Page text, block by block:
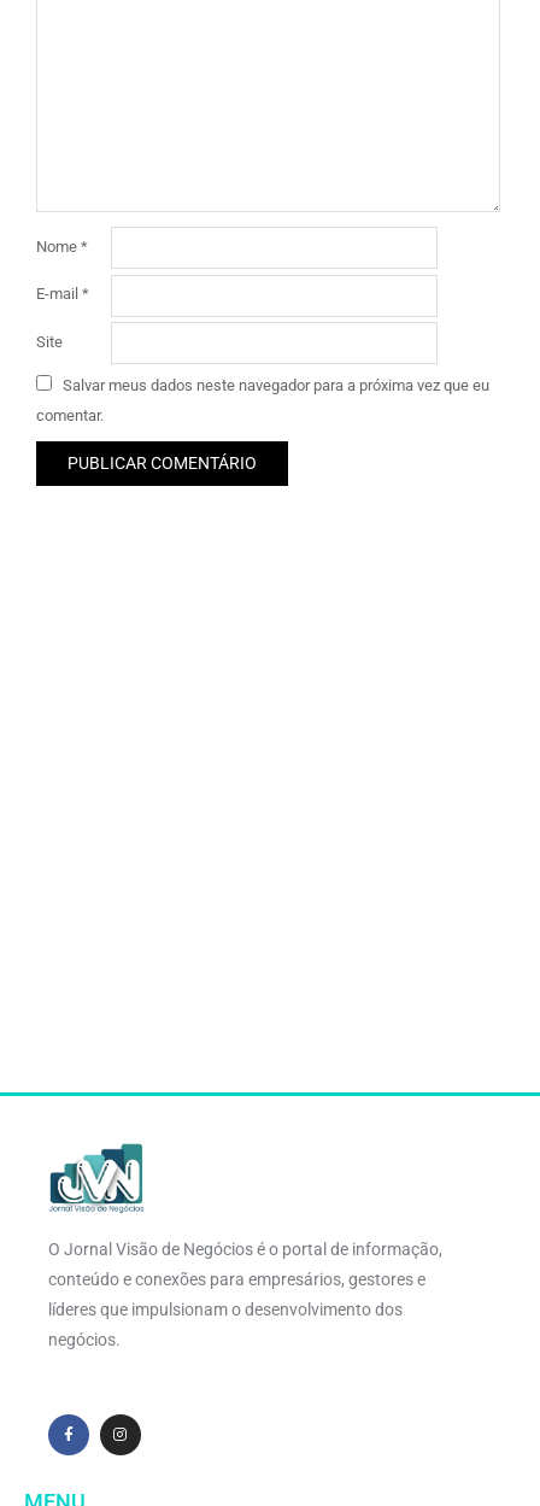
Nome *
E-mail *
Site
Salvar meus dados neste navegador para a próxima vez que eu
comentar.
O Jornal Visão de Negócios é o portal de informação,
conteúdo e conexões para empresários, gestores e
líderes que impulsionam o desenvolvimento dos
negócios.